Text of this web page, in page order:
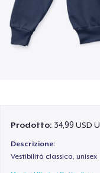
Prodotto: 34,99 USD
Descrizione:
Vestibilità classica, unisex